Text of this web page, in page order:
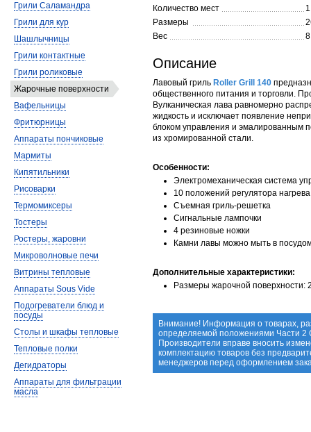
Количество мест
1
Размеры
Вес
8
Описание
Лавовый гриль Roller Grill 140
общественного питания и торговли.
Вулканическая лава равномерно
жидкость и исключает появление
блоком управления и эмалированным
из хромированной стали.
Особенности:
Электромеханическая система
10 положений регулятора
Съемная гриль-решетка
Сигнальные лампочки
4 резиновые ножки
Камни лавы можно мыть в
Дополнительные характеристики:
Размеры жарочной поверхности:
Внимание! Информация о товарах,
определяемой положениями Части 2
Производители вправе вносить
комплектацию товаров без
менеджеров перед оформлением
Грили Саламандра
Грили для кур
Шашлычницы
Грили контактные
Грили роликовые
Жарочные поверхности
Вафельницы
Фритюрницы
Аппараты пончиковые
Мармиты
Кипятильники
Рисоварки
Термомиксеры
Тостеры
Ростеры, жаровни
Микроволновые печи
Витрины тепловые
Аппараты Sous Vide
Подогреватели блюд и
посуды
Столы и шкафы тепловые
Тепловые полки
Дегидраторы
Аппараты для фильтрации
масла